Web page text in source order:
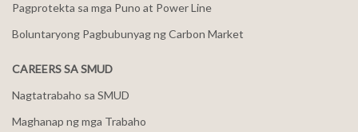
Pagprotekta sa mga Puno at Power Line
Boluntaryong Pagbubunyag ng Carbon Market
CAREERS SA SMUD
Nagtatrabaho sa SMUD
Maghanap ng mga Trabaho